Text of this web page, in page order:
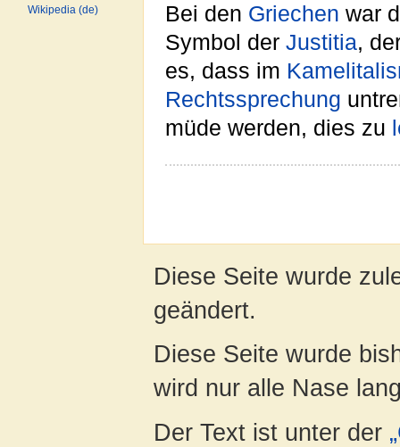
Bei den Griechen war
Symbol der Justitia,
es, dass im
Rechtssprechung
müde werden, dies zu
Wikipedia (de)
Diese Seite wurde
geändert.
Diese Seite wurde
wird nur alle Nase
Der Text ist unter der